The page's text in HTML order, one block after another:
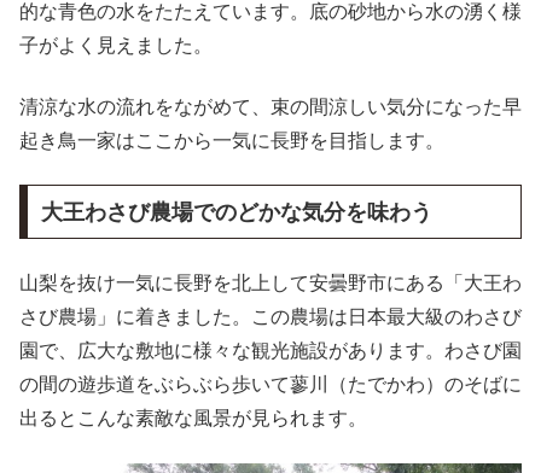
的な青色の水をたたえています。底の砂地から水の湧く様
子がよく見えました。
清涼な水の流れをながめて、束の間涼しい気分になった早
起き鳥一家はここから一気に長野を目指します。
大王わさび農場でのどかな気分を味わう
山梨を抜け一気に長野を北上して安曇野市にある「大王わ
さび農場」に着きました。この農場は日本最大級のわさび
園で、広大な敷地に様々な観光施設があります。わさび園
の間の遊歩道をぶらぶら歩いて蓼川（たでかわ）のそばに
出るとこんな素敵な風景が見られます。